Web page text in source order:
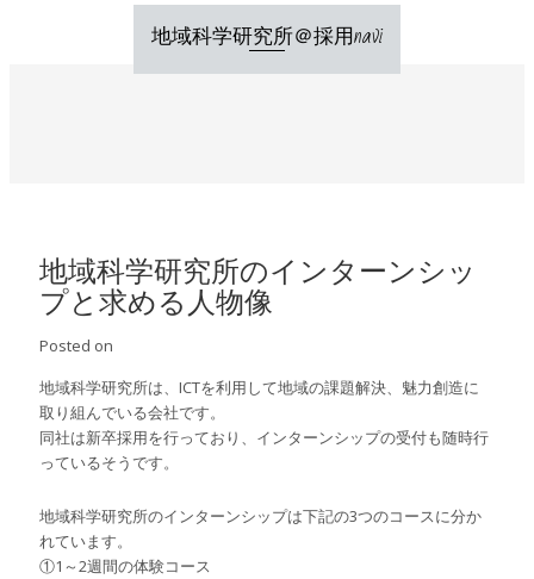
地域科学研究所＠採用navi
地域科学研究所のインターンシッ
プと求める人物像
Posted on
地域科学研究所は、ICTを利用して地域の課題解決、魅力創造に
取り組んでいる会社です。
同社は新卒採用を行っており、インターンシップの受付も随時行
っているそうです。
地域科学研究所のインターンシップは下記の3つのコースに分か
れています。
①1～2週間の体験コース